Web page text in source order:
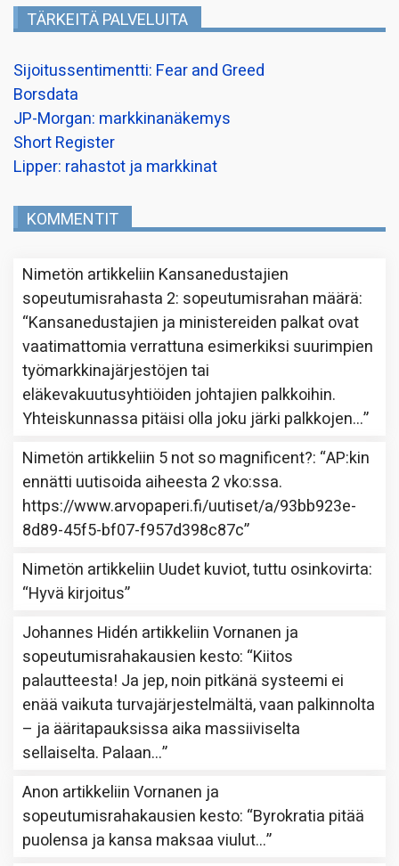
TÄRKEITÄ PALVELUITA
Sijoitussentimentti: Fear and Greed
Borsdata
JP-Morgan: markkinanäkemys
Short Register
Lipper: rahastot ja markkinat
KOMMENTIT
Nimetön artikkeliin Kansanedustajien
sopeutumisrahasta 2: sopeutumisrahan määrä:
“Kansanedustajien ja ministereiden palkat ovat
vaatimattomia verrattuna esimerkiksi suurimpien
työmarkkinajärjestöjen tai
eläkevakuutusyhtiöiden johtajien palkkoihin.
Yhteiskunnassa pitäisi olla joku järki palkkojen…”
Nimetön artikkeliin 5 not so magnificent?: “AP:kin
ennätti uutisoida aiheesta 2 vko:ssa.
https://www.arvopaperi.fi/uutiset/a/93bb923e-
8d89-45f5-bf07-f957d398c87c”
Nimetön artikkeliin Uudet kuviot, tuttu osinkovirta:
“Hyvä kirjoitus”
Johannes Hidén artikkeliinVornanen ja
sopeutumisrahakausien kesto: “Kiitos
palautteesta! Ja jep, noin pitkänä systeemi ei
enää vaikuta turvajärjestelmältä, vaan palkinnolta
– ja ääritapauksissa aika massiiviselta
sellaiselta. Palaan…”
Anon artikkeliinVornanen ja
sopeutumisrahakausien kesto: “Byrokratia pitää
puolensa ja kansa maksaa viulut…”